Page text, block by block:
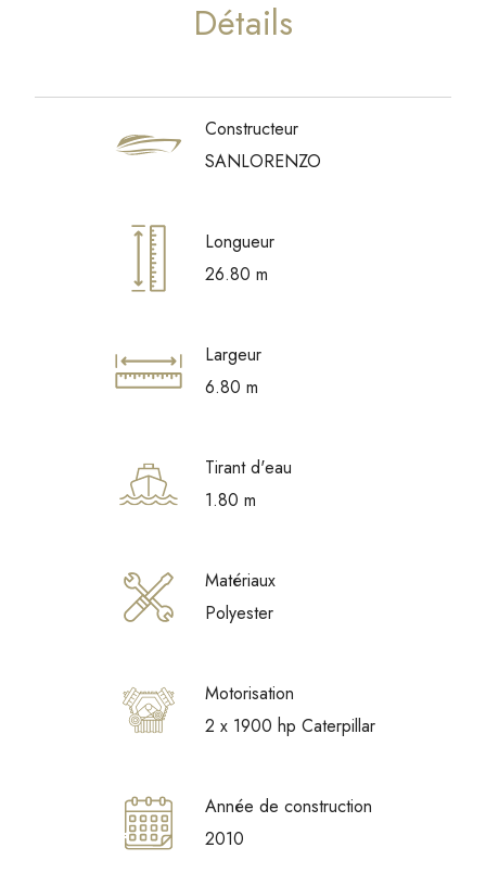
Détails
Constructeur
SANLORENZO
Longueur
26.80 m
Largeur
6.80 m
Tirant d'eau
1.80 m
Matériaux
Polyester
Motorisation
2 x 1900 hp Caterpillar
Année de construction
2010